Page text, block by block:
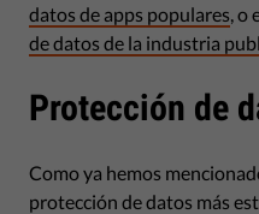
datos de apps populares ,
de datos de la industria
Protección de
Como ya hemos
protección de datos más